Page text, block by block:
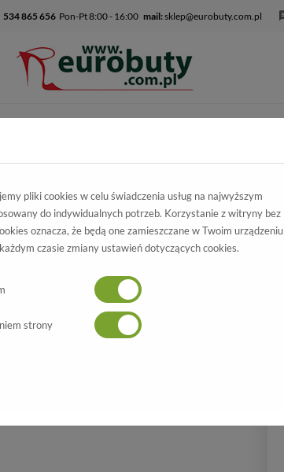
534 865 656 Pon-Pt 8:00 - 16:00 mail:sklep@eurobuty.com.pl
pliki cookies w celu świadczenia usług na najwyższym
do indywidualnych potrzeb. Korzystanie z witryny bez
oznacza, że będą one zamieszczane w Twoim urządzeniu
czasie zmiany ustawień dotyczących cookies.
strony